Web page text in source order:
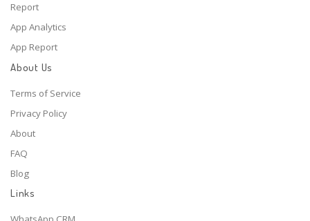
Report
App Analytics
App Report
About Us
Terms of Service
Privacy Policy
About
FAQ
Blog
Links